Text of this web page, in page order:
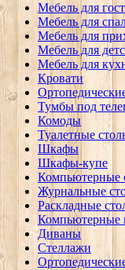
Мебель для
Мебель для
Мебель для
Мебель для
Мебель для
Кровати
Тумбы под
Комоды
Туалетные
Шкафы
Шкафы-купе
Компьютерные
Журнальные
Раскладные
Компьютерные
Диваны
Стеллажи